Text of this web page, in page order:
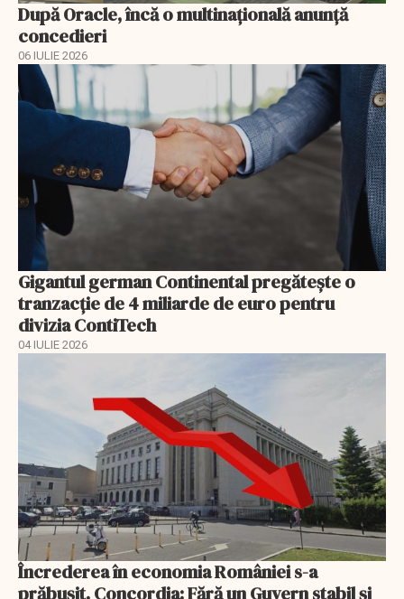
După Oracle, încă o multinaţională anunţă
concedieri
06 IULIE 2026
Gigantul german Continental pregătește o
tranzacție de 4 miliarde de euro pentru
divizia ContiTech
04 IULIE 2026
Încrederea în economia României s-a
prăbușit. Concordia: Fără un Guvern stabil și